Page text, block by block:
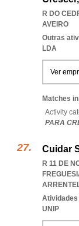
R DO
AVEIRO
Outras
LDA
Ver
Matches
Activity
PARA
Cuidar
R 11 DE
Atividades
UNIP